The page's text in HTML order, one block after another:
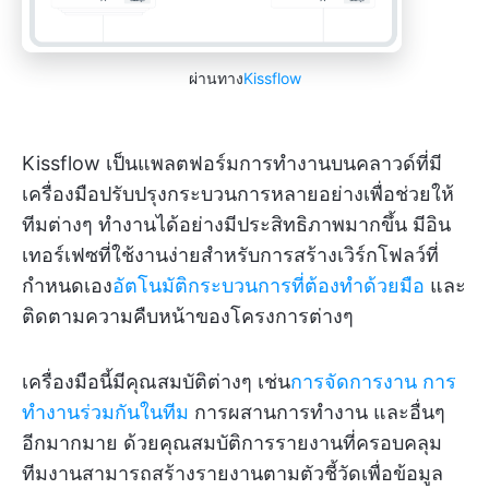
ผ่านทางKissflow
Kissflow เป็นแพลตฟอร์มการทำงานบนคลาวด์ที่มี
เครื่องมือปรับปรุงกระบวนการหลายอย่างเพื่อช่วยให้
ทีมต่างๆ ทำงานได้อย่างมีประสิทธิภาพมากขึ้น มีอิน
เทอร์เฟซที่ใช้งานง่ายสำหรับการสร้างเวิร์กโฟลว์ที่
กำหนดเองอัตโนมัติกระบวนการที่ต้องทำด้วยมือ และ
ติดตามความคืบหน้าของโครงการต่างๆ
เครื่องมือนี้มีคุณสมบัติต่างๆ เช่นการจัดการงาน การ
ทำงานร่วมกันในทีม การผสานการทำงาน และอื่นๆ
อีกมากมาย ด้วยคุณสมบัติการรายงานที่ครอบคลุม
ทีมงานสามารถสร้างรายงานตามตัวชี้วัดเพื่อข้อมูล